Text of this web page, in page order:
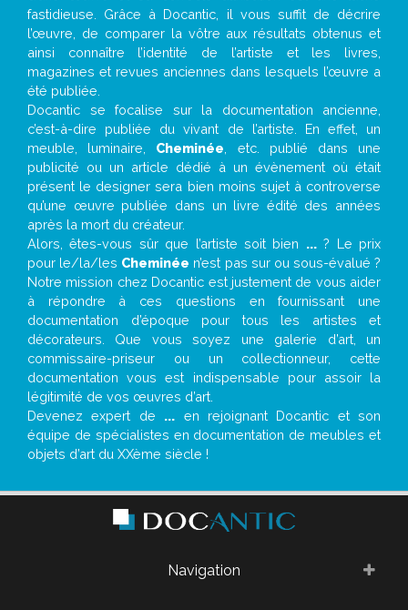
fastidieuse. Grâce à Docantic, il vous suffit de décrire
l’œuvre, de comparer la vôtre aux résultats obtenus et
ainsi connaître l’identité de l’artiste et les livres,
magazines et revues anciennes dans lesquels l’œuvre a
été publiée.
Docantic se focalise sur la documentation ancienne,
c’est-à-dire publiée du vivant de l’artiste. En effet, un
meuble, luminaire, Cheminée , etc. publié dans une
publicité ou un article dédié à un évènement où était
présent le designer sera bien moins sujet à controverse
qu’une œuvre publiée dans un livre édité des années
après la mort du créateur.
Alors, êtes-vous sûr que l’artiste soit bien ...? Le prix
pour le/la/les Cheminée n’est pas sur ou sous-évalué ?
Notre mission chez Docantic est justement de vous aider
à répondre à ces questions en fournissant une
documentation d’époque pour tous les artistes et
décorateurs. Que vous soyez une galerie d’art, un
commissaire-priseur ou un collectionneur, cette
documentation vous est indispensable pour assoir la
légitimité de vos œuvres d’art.
Devenez expert de ... en rejoignant Docantic et son
équipe de spécialistes en documentation de meubles et
objets d’art du XXème siècle !
Navigation